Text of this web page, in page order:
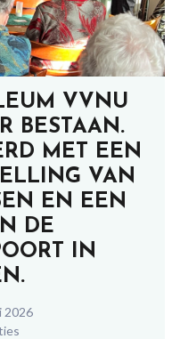
VVNU
BESTAAN.
MET EEN
VAN
EN EEN
DE
IN
2026